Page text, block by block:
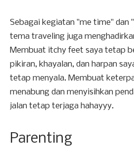
Sebagai kegiatan "me time" dan
tema traveling juga
Membuat itchy feet saya tetap
pikiran, khayalan, dan harpan
tetap menyala. Membuat
menabung dan menyisihkan
jalan tetap terjaga hahayyy.
Parenting